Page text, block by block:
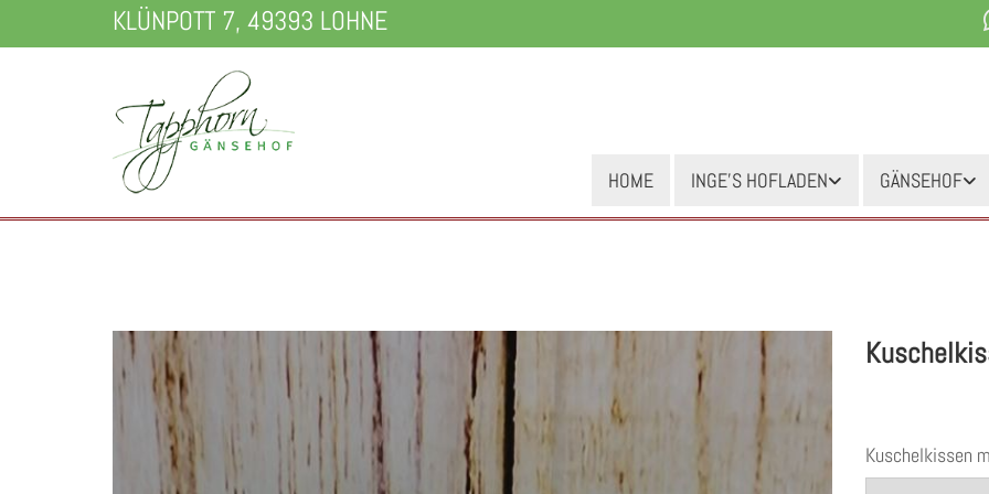
KLÜNPOTT 7, 49393 LOHNE
HOME INGE'S HOFLADEN GÄNSEHOF
Kuschelkissen